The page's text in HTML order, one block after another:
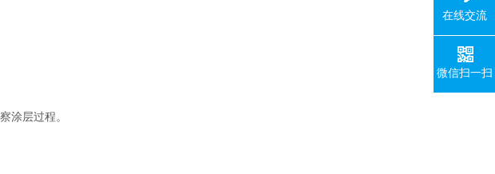
涂层过程。
在线交流
微信扫一扫